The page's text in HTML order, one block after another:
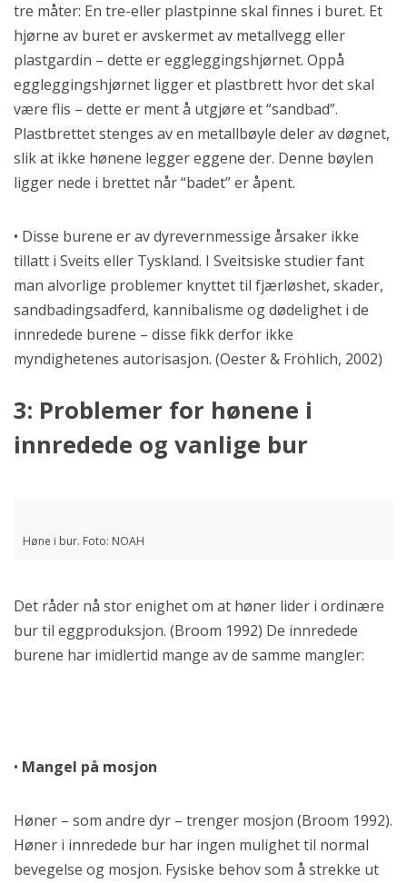
tre måter: En tre-eller plastpinne skal finnes i buret. Et
hjørne av buret er avskermet av metallvegg eller
plastgardin – dette er eggleggingshjørnet. Oppå
eggleggingshjørnet ligger et plastbrett hvor det skal
være flis – dette er ment å utgjøre et “sandbad”.
Plastbrettet stenges av en metallbøyle deler av døgnet,
slik at ikke hønene legger eggene der. Denne bøylen
ligger nede i brettet når “badet” er åpent.
• Disse burene er av dyrevernmessige årsaker ikke
tillatt i Sveits eller Tyskland. I Sveitsiske studier fant
man alvorlige problemer knyttet til fjærløshet, skader,
sandbadingsadferd, kannibalisme og dødelighet i de
innredede burene – disse fikk derfor ikke
myndighetenes autorisasjon. (Oester & Fröhlich, 2002)
3: Problemer for hønene i
innredede og vanlige bur
Høne i bur. Foto: NOAH
Det råder nå stor enighet om at høner lider i ordinære
bur til eggproduksjon. (Broom 1992) De innredede
burene har imidlertid mange av de samme mangler:
• Mangel på mosjon
Høner – som andre dyr – trenger mosjon (Broom 1992).
Høner i innredede bur har ingen mulighet til normal
bevegelse og mosjon. Fysiske behov som å strekke ut